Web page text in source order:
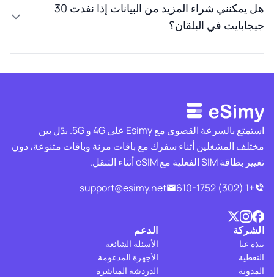
هل يمكنني شراء المزيد من البيانات إذا نفدت 30
جيجابايت في البلقان؟
استمتع بالسرعة القصوى مع Esimy على 4G و 5G. بدّل بين
مختلف المشغلين أثناء سفرك مع باقات مرنة وباقات متنوعة، دون
تغيير بطاقة SIM الفعلية مع eSIM أثناء التنقل.
+1 (302) 610-1752
support@esimy.net
الشركة
نبذة عنا
التغطية
المدونة
الدعم
الأسئلة الشائعة
الأجهزة المدعومة
الدردشة المباشرة